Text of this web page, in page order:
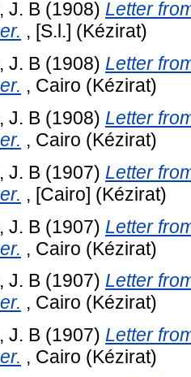
J. B (1908) Letter
, [S.l.] (Kézirat)
J. B (1908) Letter
, Cairo (Kézirat)
J. B (1908) Letter
, Cairo (Kézirat)
J. B (1907) Letter
, [Cairo] (Kézirat)
J. B (1907) Letter
, Cairo (Kézirat)
J. B (1907) Letter
, Cairo (Kézirat)
J. B (1907) Letter
, Cairo (Kézirat)